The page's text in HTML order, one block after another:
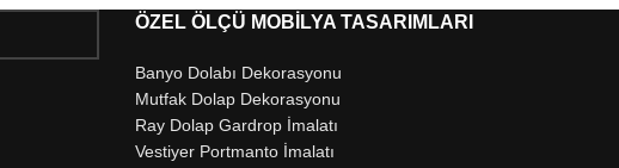
ÖZEL ÖLÇÜ MOBİLYA TASARIMLARI
Banyo Dolabı Dekorasyonu
Mutfak Dolap Dekorasyonu
Ray Dolap Gardrop İmalatı
Vestiyer Portmanto İmalatı